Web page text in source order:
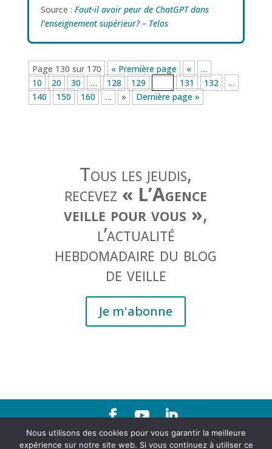
Source : Faut-il avoir peur de ChatGPT dans
l’enseignement supérieur? – Telos
Page 130 sur 170 « Première page «
…
10
20 30 … 128 129 131 132
…
140
150 160 … » Dernière page »
Tous les jeudis,
recevez « L’Agence
veille pour vous »,
l’actualité
hebdomadaire du blog
de veille
Je m'abonne
Contact|Mentions légales
Nous utilisons des cookies pour vous garantir la meilleure
expérience sur notre site web. Si vous continuez à utiliser ce